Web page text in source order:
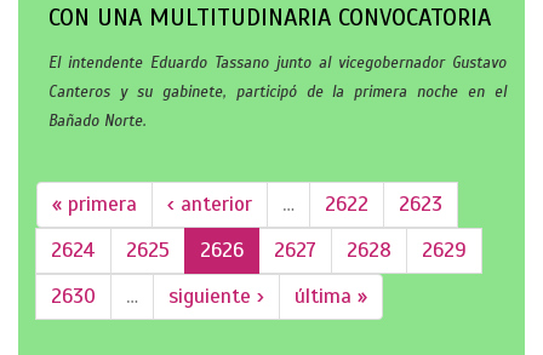
CON UNA MULTITUDINARIA CONVOCATORIA
El intendente Eduardo Tassano junto al vicegobernador Gustavo
Canteros y su gabinete, participó de la primera noche en el
Bañado Norte.
« primera ‹ anterior … 2622
2623
2624
2625 2626 2627 2628
2629
2630
… siguiente › última »